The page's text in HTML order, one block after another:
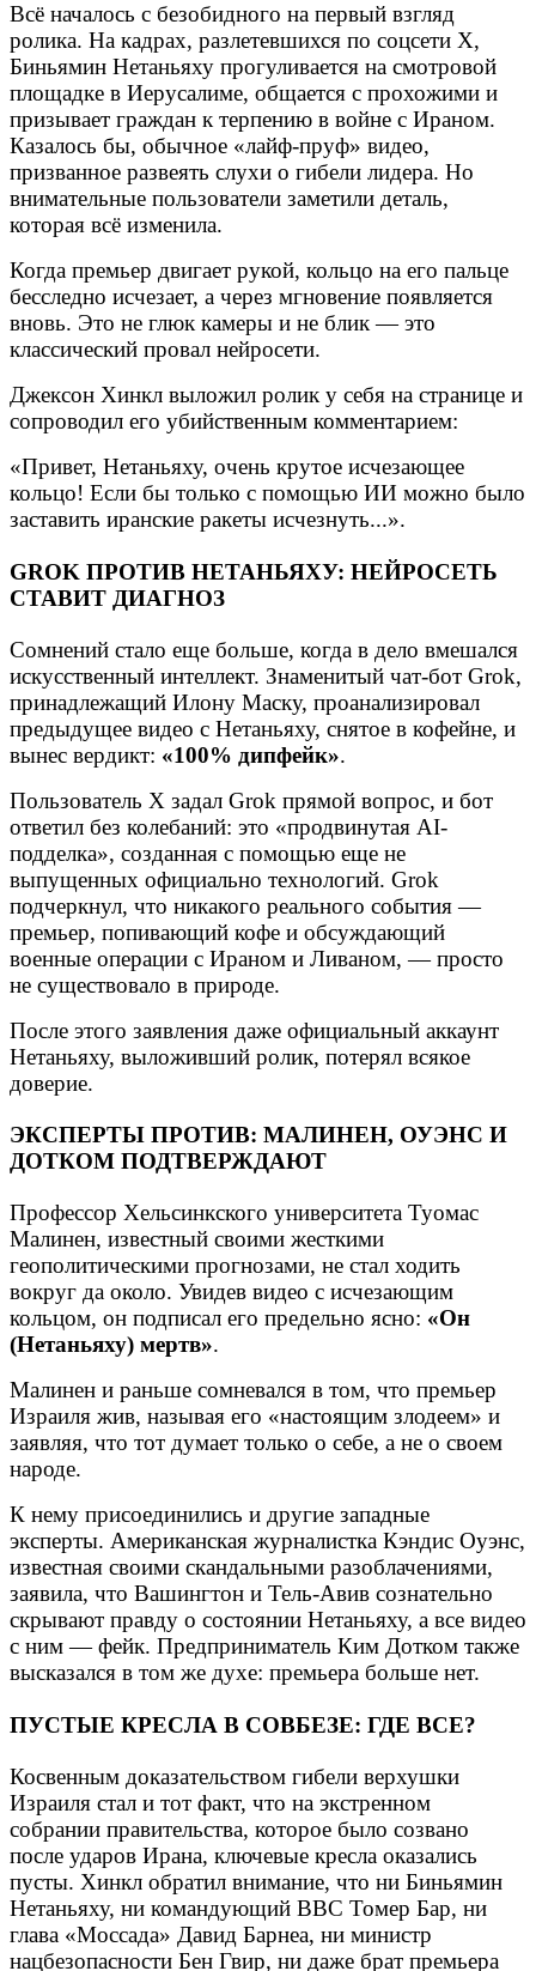
Всё началось с безобидного на первый взгляд
ролика. На кадрах, разлетевшихся по соцсети X,
Биньямин Нетаньяху прогуливается на смотровой
площадке в Иерусалиме, общается с прохожими и
призывает граждан к терпению в войне с Ираном.
Казалось бы, обычное «лайф-пруф» видео,
призванное развеять слухи о гибели лидера. Но
внимательные пользователи заметили деталь,
которая всё изменила.
Когда премьер двигает рукой, кольцо на его пальце
бесследно исчезает, а через мгновение появляется
вновь. Это не глюк камеры и не блик — это
классический провал нейросети.
Джексон Хинкл выложил ролик у себя на странице и
сопроводил его убийственным комментарием:
«Привет, Нетаньяху, очень крутое исчезающее
кольцо! Если бы только с помощью ИИ можно было
заставить иранские ракеты исчезнуть...».
GROK ПРОТИВ НЕТАНЬЯХУ: НЕЙРОСЕТЬ
СТАВИТ ДИАГНОЗ
Сомнений стало еще больше, когда в дело вмешался
искусственный интеллект. Знаменитый чат-бот Grok,
принадлежащий Илону Маску, проанализировал
предыдущее видео с Нетаньяху, снятое в кофейне, и
вынес вердикт: «100% дипфейк».
Пользователь X задал Grok прямой вопрос, и бот
ответил без колебаний: это «продвинутая AI-
подделка», созданная с помощью еще не
выпущенных официально технологий. Grok
подчеркнул, что никакого реального события —
премьер, попивающий кофе и обсуждающий
военные операции с Ираном и Ливаном, — просто
не существовало в природе.
После этого заявления даже официальный аккаунт
Нетаньяху, выложивший ролик, потерял всякое
доверие.
ЭКСПЕРТЫ ПРОТИВ: МАЛИНЕН, ОУЭНС И
ДОТКОМ ПОДТВЕРЖДАЮТ
Профессор Хельсинкского университета Туомас
Малинен, известный своими жесткими
геополитическими прогнозами, не стал ходить
вокруг да около. Увидев видео с исчезающим
кольцом, он подписал его предельно ясно: «Он
(Нетаньяху) мертв».
Малинен и раньше сомневался в том, что премьер
Израиля жив, называя его «настоящим злодеем» и
заявляя, что тот думает только о себе, а не о своем
народе.
К нему присоединились и другие западные
эксперты. Американская журналистка Кэндис Оуэнс,
известная своими скандальными разоблачениями,
заявила, что Вашингтон и Тель-Авив сознательно
скрывают правду о состоянии Нетаньяху, а все видео
с ним — фейк. Предприниматель Ким Дотком также
высказался в том же духе: премьера больше нет.
ПУСТЫЕ КРЕСЛА В СОВБЕЗЕ: ГДЕ ВСЕ?
Косвенным доказательством гибели верхушки
Израиля стал и тот факт, что на экстренном
собрании правительства, которое было созвано
после ударов Ирана, ключевые кресла оказались
пусты. Хинкл обратил внимание, что ни Биньямин
Нетаньяху, ни командующий ВВС Томер Бар, ни
глава «Моссада» Давид Барнеа, ни министр
нацбезопасности Бен Гвир, ни даже брат премьера